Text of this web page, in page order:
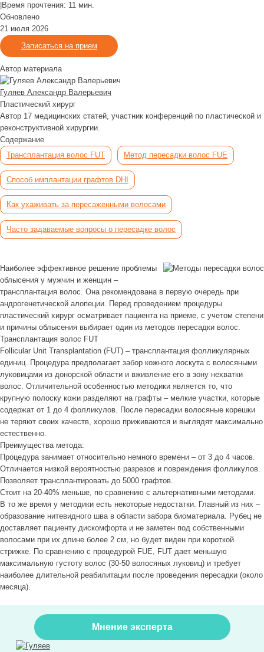
Время прочтения: 11 мин.
Обновлено
21 июля 2026
Записаться на прием
Автор материала
Гуляев Александр Валерьевич
Пластический хирург
Автор 17 медицинских статей, участник конференций по пластической и
реконструктивной хирургии.
Содержание
Трансплантация волос FUT
Метод пересадки волос FUE
Способ имплантации графтов DHI
Как ухаживать за пересаженными волосами
Часто задаваемые вопросы о пересадке волос
Наиболее эффективное решение проблемы
облысения у мужчин и женщин –
трансплантация волос. Она рекомендована в первую очередь при
андрогенетической алопеции. Перед проведением процедуры
пластический хирург осматривает пациента на приеме, с учетом степени
и причины облысения выбирает один из методов пересадки волос.
Трансплантация волос FUT
Follicular Unit Transplantation (FUT) – трансплантация фолликулярных
единиц. Процедура предполагает забор кожного лоскута с волосяными
луковицами из донорской области и вживление его в зону нехватки
волос. Отличительной особенностью методики является то, что
крупную полоску кожи разделяют на графты – мелкие участки, которые
содержат от 1 до 4 фолликулов. После пересадки волосяные корешки
не теряют своих качеств, хорошо приживаются и выглядят максимально
естественно.
Преимущества метода:
Процедура занимает относительно немного времени – от 3 до 4 часов.
Отличается низкой вероятностью разрезов и повреждения фолликулов.
Позволяет трансплантировать до 5000 графтов.
Стоит на 20-40% меньше, по сравнению с альтернативными методами.
В то же время у методики есть некоторые недостатки. Главный из них –
образование нитевидного шва в области забора биоматериала. Рубец не
доставляет пациенту дискомфорта и не заметен под собственными
волосами при их длине более 2 см, но будет виден при короткой
стрижке. По сравнению с процедурой FUE, FUT дает меньшую
максимальную густоту волос (30-50 волосяных луковиц) и требует
наиболее длительной реабилитации после проведения пересадки (около
месяца).
Мнение эксперта